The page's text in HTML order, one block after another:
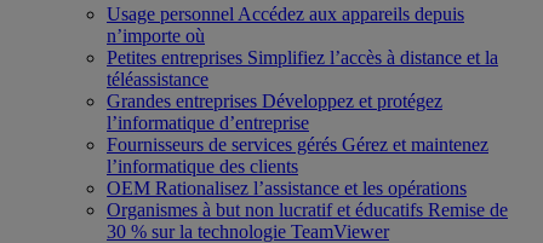
Usage personnel Accédez aux appareils depuis
n’importe où
Petites entreprises Simplifiez l’accès à distance et la
téléassistance
Grandes entreprises Développez et protégez
l’informatique d’entreprise
Fournisseurs de services gérés Gérez et maintenez
l’informatique des clients
OEM Rationalisez l’assistance et les opérations
Organismes à but non lucratif et éducatifs Remise de
30 % sur la technologie TeamViewer